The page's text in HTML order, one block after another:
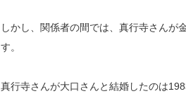
しかし、関係者の間では、真行寺さんが
す。
真行寺さんが大口さんと結婚したのは